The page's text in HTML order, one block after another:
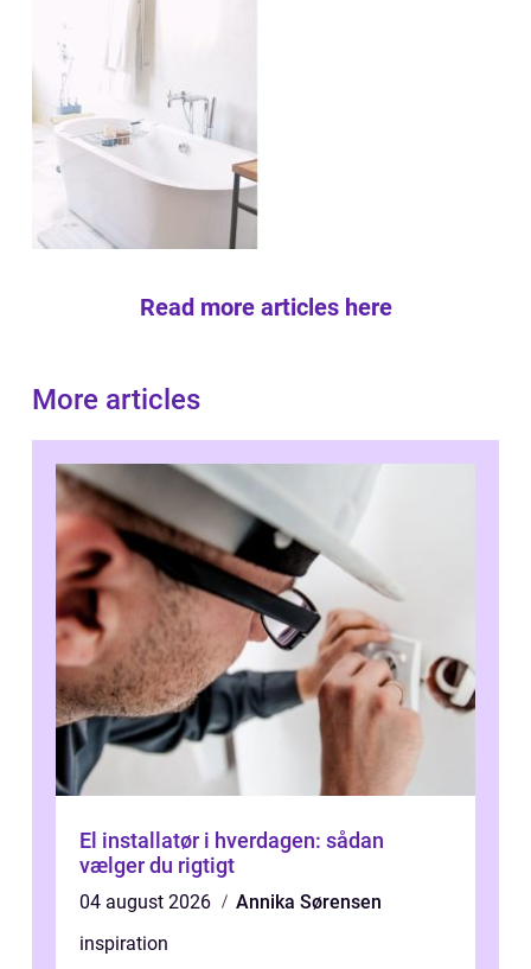
Read more articles here
More articles
El installatør i hverdagen: sådan
vælger du rigtigt
04 august 2026
Annika Sørensen
inspiration